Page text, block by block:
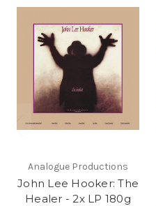
Analogue Productions
John Lee Hooker: The
Healer - 2x LP 180g